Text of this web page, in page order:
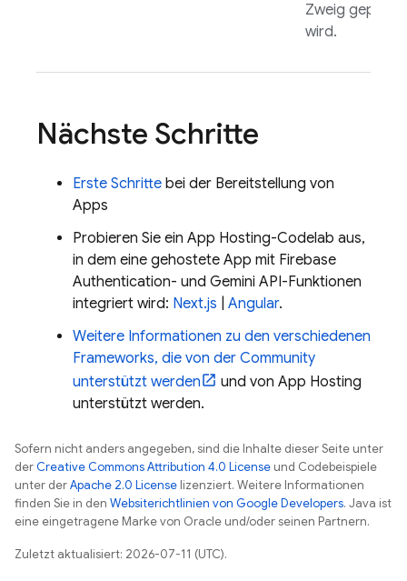
Zweig gepusht
wird.
Nächste Schritte
Erste Schritte bei der Bereitstellung von
Apps
Probieren Sie ein App Hosting-Codelab aus,
in dem eine gehostete App mit Firebase
Authentication- und Gemini API-Funktionen
integriert wird: Next.js Angular.
Weitere Informationen zu den verschiedenen
Frameworks, die von der Community
unterstützt werden
und von App Hosting
unterstützt werden.
Sofern nicht anders angegeben, sind die Inhalte dieser Seite unter
derCreative Commons Attribution 4.0 License und Codebeispiele
unter derApache 2.0 License lizenziert. Weitere Informationen
finden Sie in den Websiterichtlinien von Google Developers. Java ist
eine eingetragene Marke von Oracle und/oder seinen Partnern.
Zuletzt aktualisiert: 2026-07-11 (UTC).